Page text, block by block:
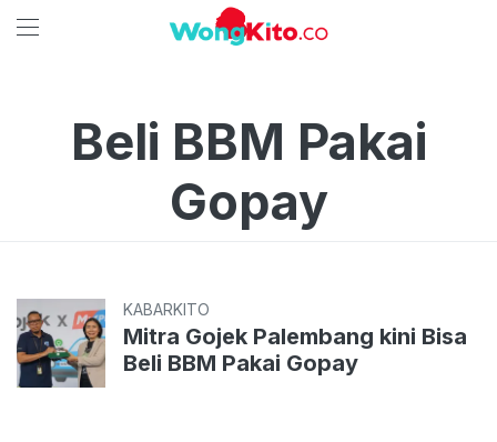
Beli BBM Pakai
Gopay
KABARKITO
Mitra Gojek Palembang kini Bisa
Beli BBM Pakai Gopay